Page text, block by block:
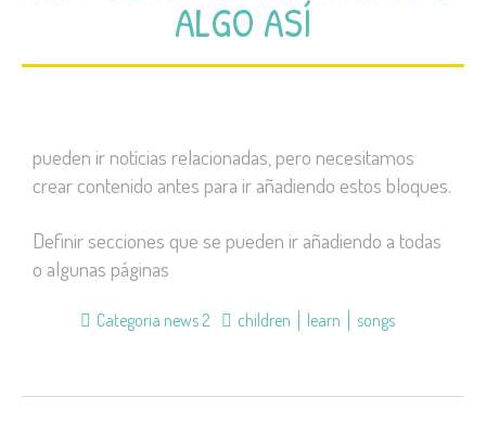
ALGO ASÍ
pueden ir notícias relacionadas, pero necesitamos
crear contenido antes para ir añadiendo estos bloques.
Definir secciones que se pueden ir añadiendo a todas
o algunas páginas
Categoria news 2 children learn songs